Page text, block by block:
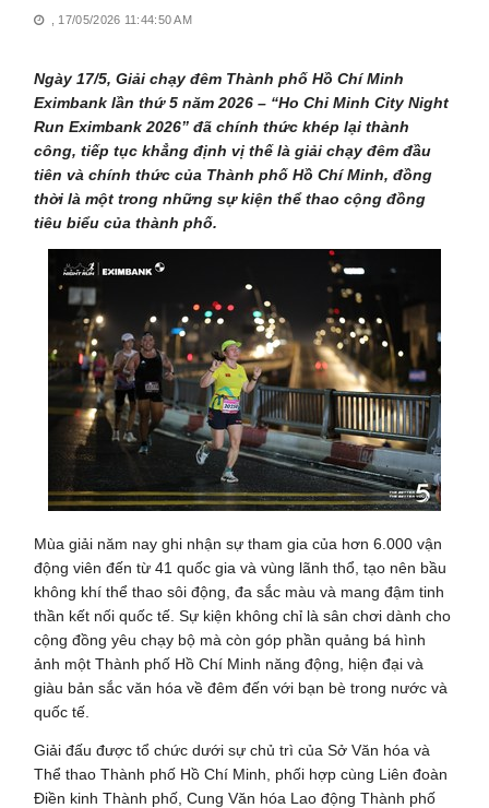
, 17/05/2026 11:44:50 AM
Ngày 17/5, Giải chạy đêm Thành phố Hồ Chí Minh
Eximbank lần thứ 5 năm 2026 – “Ho Chi Minh City Night
Run Eximbank 2026” đã chính thức khép lại thành
công, tiếp tục khẳng định vị thế là giải chạy đêm đầu
tiên và chính thức của Thành phố Hồ Chí Minh, đồng
thời là một trong những sự kiện thể thao cộng đồng
tiêu biểu của thành phố.
Mùa giải năm nay ghi nhận sự tham gia của hơn 6.000 vận
động viên đến từ 41 quốc gia và vùng lãnh thổ, tạo nên bầu
không khí thể thao sôi động, đa sắc màu và mang đậm tinh
thần kết nối quốc tế. Sự kiện không chỉ là sân chơi dành cho
cộng đồng yêu chạy bộ mà còn góp phần quảng bá hình
ảnh một Thành phố Hồ Chí Minh năng động, hiện đại và
giàu bản sắc văn hóa về đêm đến với bạn bè trong nước và
quốc tế.
Giải đấu được tổ chức dưới sự chủ trì của Sở Văn hóa và
Thể thao Thành phố Hồ Chí Minh, phối hợp cùng Liên đoàn
Điền kinh Thành phố, Cung Văn hóa Lao động Thành phố